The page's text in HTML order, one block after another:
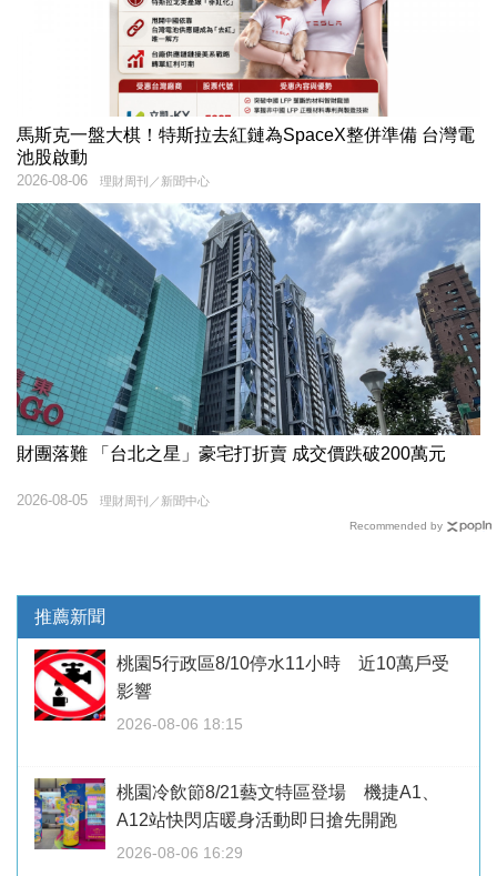
馬斯克一盤大棋！特斯拉去紅鏈為SpaceX整併準備 台灣電
池股啟動
理財周刊／新聞中心
2026-08-06
財團落難 「台北之星」豪宅打折賣 成交價跌破200萬元
理財周刊／新聞中心
2026-08-05
Recommended by
推薦新聞
桃園5行政區8/10停水11小時 近10萬戶受
影響
2026-08-06 18:15
桃園冷飲節8/21藝文特區登場 機捷A1、
A12站快閃店暖身活動即日搶先開跑
2026-08-06 16:29